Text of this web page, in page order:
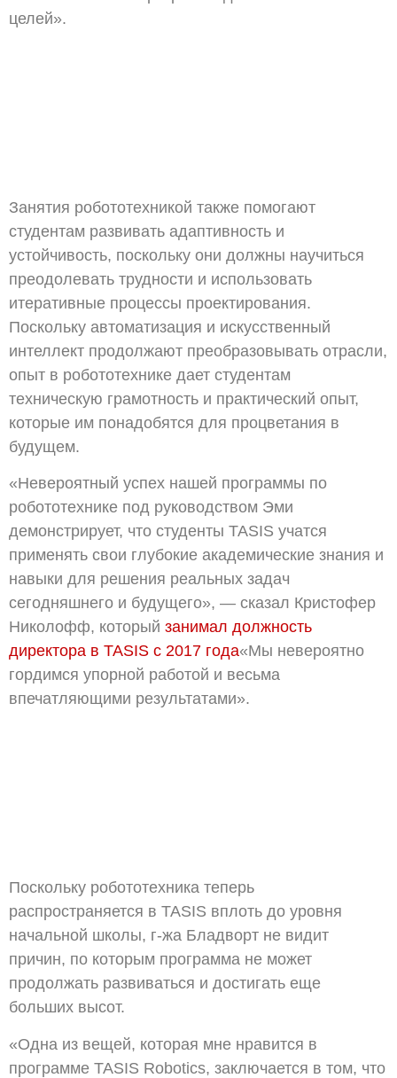
целей».
Занятия робототехникой также помогают
студентам развивать адаптивность и
устойчивость, поскольку они должны научиться
преодолевать трудности и использовать
итеративные процессы проектирования.
Поскольку автоматизация и искусственный
интеллект продолжают преобразовывать отрасли,
опыт в робототехнике дает студентам
техническую грамотность и практический опыт,
которые им понадобятся для процветания в
будущем.
«Невероятный успех нашей программы по
робототехнике под руководством Эми
демонстрирует, что студенты TASIS учатся
применять свои глубокие академические знания и
навыки для решения реальных задач
сегодняшнего и будущего», — сказал Кристофер
Николофф, который занимал должность
директора в TASIS с 2017 года«Мы невероятно
гордимся упорной работой и весьма
впечатляющими результатами».
Поскольку робототехника теперь
распространяется в TASIS вплоть до уровня
начальной школы, г-жа Бладворт не видит
причин, по которым программа не может
продолжать развиваться и достигать еще
больших высот.
«Одна из вещей, которая мне нравится в
программе TASIS Robotics, заключается в том, что